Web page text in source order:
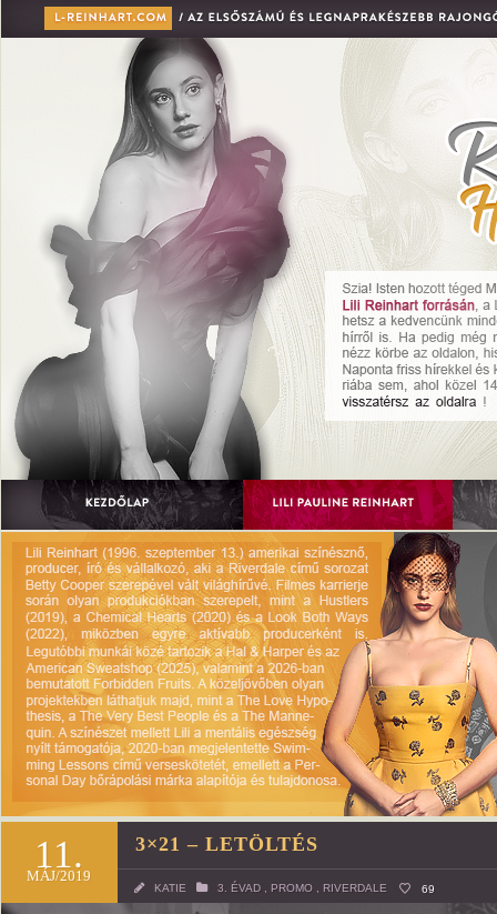
11.
MÁJ/2019
3×21 – LETÖLTÉS
KATIE 3. ÉVAD PROMO RIVERDALE 69